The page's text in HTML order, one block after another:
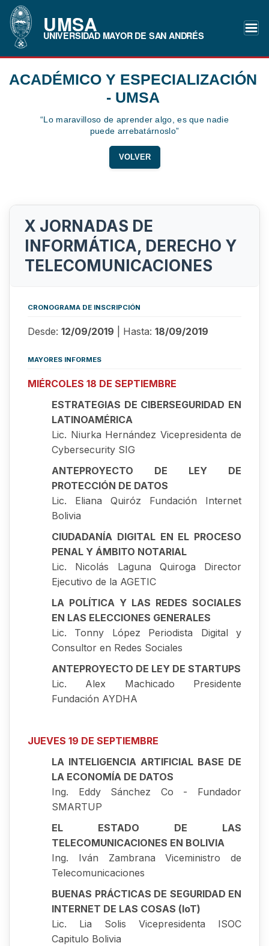
UMSA
UNIVERSIDAD MAYOR DE SAN ANDRÉS
ACADÉMICO Y ESPECIALIZACIÓN
- UMSA
“Lo maravilloso de aprender algo, es que nadie
puede arrebatárnoslo”
VOLVER
X JORNADAS DE
INFORMÁTICA, DERECHO Y
TELECOMUNICACIONES
CRONOGRAMA DE INSCRIPCIÓN
Desde: 12/09/2019 | Hasta: 18/09/2019
MAYORES INFORMES
MIÉRCOLES 18 DE SEPTIEMBRE
ESTRATEGIAS DE CIBERSEGURIDAD EN
LATINOAMÉRICA
Lic. Niurka Hernández Vicepresidenta de
Cybersecurity SIG
ANTEPROYECTO DE LEY DE
PROTECCIÓN DE DATOS
Lic. Eliana Quiróz Fundación Internet
Bolivia
CIUDADANÍA DIGITAL EN EL PROCESO
PENAL Y ÁMBITO NOTARIAL
Lic. Nicolás Laguna Quiroga Director
Ejecutivo de la AGETIC
LA POLÍTICA Y LAS REDES SOCIALES
EN LAS ELECCIONES GENERALES
Lic. Tonny López Periodista Digital y
Consultor en Redes Sociales
ANTEPROYECTO DE LEY DE STARTUPS
Lic. Alex Machicado Presidente
Fundación AYDHA
JUEVES 19 DE SEPTIEMBRE
LA INTELIGENCIA ARTIFICIAL BASE DE
LA ECONOMÍA DE DATOS
Ing. Eddy Sánchez Co - Fundador
SMARTUP
EL ESTADO DE LAS
TELECOMUNICACIONES EN BOLIVIA
Ing. Iván Zambrana Viceministro de
Telecomunicaciones
BUENAS PRÁCTICAS DE SEGURIDAD EN
INTERNET DE LAS COSAS (loT)
Lic. Lia Solis Vicepresidenta ISOC
Capitulo Bolivia